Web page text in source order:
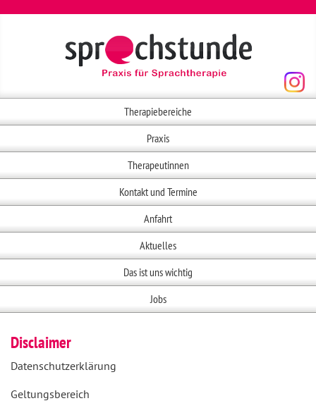
Therapiebereiche
Praxis
Therapeutinnen
Kontakt und Termine
Anfahrt
Aktuelles
Das ist uns wichtig
Jobs
Disclaimer
Datenschutzerklärung
Geltungsbereich